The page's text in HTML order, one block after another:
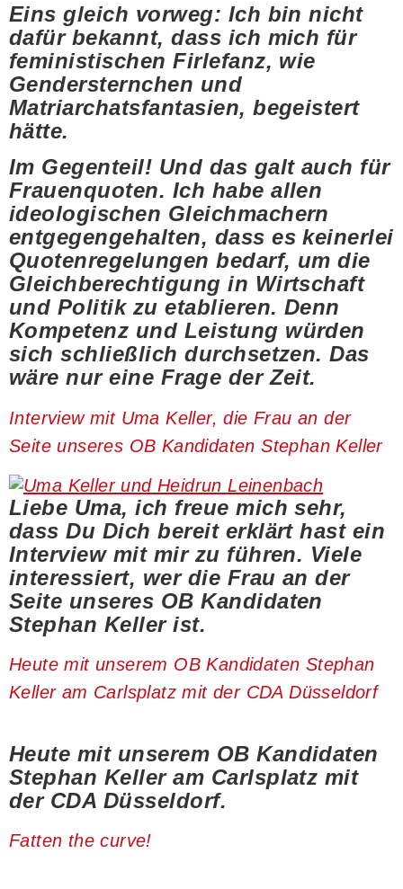
Eins gleich vorweg: Ich bin nicht
dafür bekannt, dass ich mich für
feministischen Firlefanz, wie
Gendersternchen und
Matriarchatsfantasien, begeistert
hätte.
Im Gegenteil! Und das galt auch für
Frauenquoten. Ich habe allen
ideologischen Gleichmachern
entgegengehalten, dass es keinerlei
Quotenregelungen bedarf, um die
Gleichberechtigung in Wirtschaft
und Politik zu etablieren. Denn
Kompetenz und Leistung würden
sich schließlich durchsetzen. Das
wäre nur eine Frage der Zeit.
Interview mit Uma Keller, die Frau an der
Seite unseres OB Kandidaten Stephan Keller
Liebe Uma, ich freue mich sehr,
dass Du Dich bereit erklärt hast ein
Interview mit mir zu führen. Viele
interessiert, wer die Frau an der
Seite unseres OB Kandidaten
Stephan Keller ist.
Heute mit unserem OB Kandidaten Stephan
Keller am Carlsplatz mit der CDA Düsseldorf
Heute mit unserem OB Kandidaten
Stephan Keller am Carlsplatz mit
der CDA Düsseldorf.
Fatten the curve!